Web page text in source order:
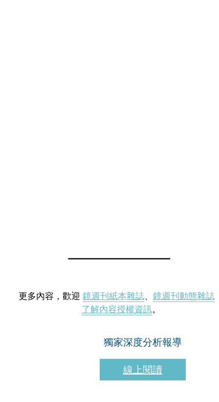
更多內容，歡迎 鏡週刊紙本雜誌、 鏡週刊動態雜誌
了解內容授權資訊。
獨家深度分析報導
線上閱讀